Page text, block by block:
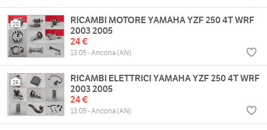
20
RICAMBI MOTORE YAMAHA YZF 250 4T WRF
2003 2005
24 €
13:05 - Ancona (AN)
26
RICAMBI ELETTRICI YAMAHA YZF 250 4T WRF
2003 2005
24 €
13:05 - Ancona (AN)